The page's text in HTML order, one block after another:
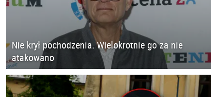
Nie krył pochodzenia. Wielokrotnie go za nie
atakowano